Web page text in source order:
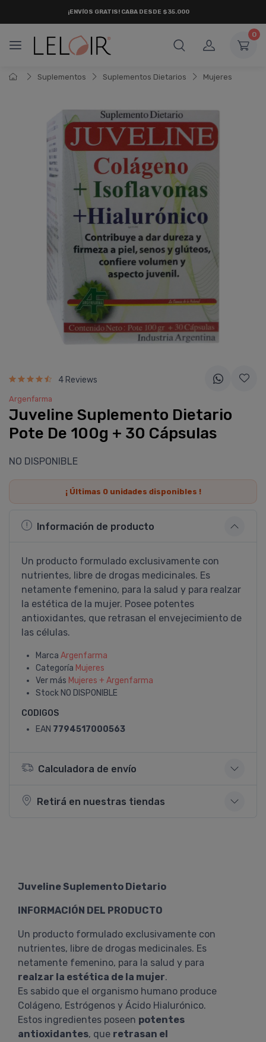
¡ENVÍOS GRATIS!CABA DESDE $35.000
0
Suplementos Suplementos Dietarios Mujeres
4 Reviews
Argenfarma
Juveline Suplemento Dietario
Pote De 100g + 30 Cápsulas
NO DISPONIBLE
¡ Últimas 0unidades disponibles !
Información de producto
Un producto formulado exclusivamente con
nutrientes, libre de drogas medicinales. Es
netamente femenino, para la salud y para realzar
la estética de la mujer. Posee potentes
antioxidantes, que retrasan el envejecimiento de
las células.
Marca Argenfarma
Categoría Mujeres
Ver más Mujeres + Argenfarma
Stock NO DISPONIBLE
CODIGOS
EAN 7794517000563
Calculadora de envío
Retirá en nuestras tiendas
Juveline Suplemento Dietario
INFORMACIÓN DEL PRODUCTO
Un producto formulado exclusivamente con
nutrientes, libre de drogas medicinales. Es
netamente femenino, para la salud y para
realzar la estética de la mujer.
Es sabido que el organismo humano produce
Colágeno, Estrógenos y Ácido Hialurónico.
Estos ingredientes poseen potentes
antioxidantes, que retrasan el